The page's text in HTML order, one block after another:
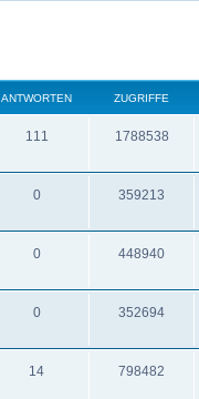
ANTWORTEN ZUGRIFFE
111 1788538
0 359213
0 448940
0 352694
14 798482